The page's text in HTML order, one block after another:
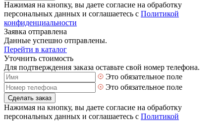
Нажимая на кнопку, вы даете согласие на обработку
персональных данных и соглашаетесь с Политикой
конфиденциальности
Заявка отправлена
Данные успешно отправлены.
Перейти в каталог
Уточнить стоимость
Для подтверждения заказа оставьте свой номер телефона.
Это обязательное поле
Это обязательное поле
Сделать заказ
Нажимая на кнопку, вы даете согласие на обработку
персональных данных и соглашаетесь с Политикой